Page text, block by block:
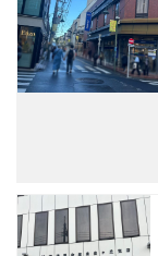
自
由
が